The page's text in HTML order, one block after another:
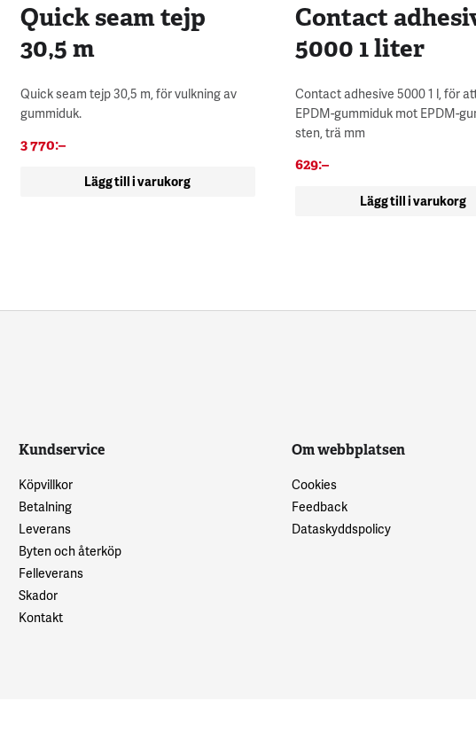
Quick seam tejp
30,5 m
Quick seam tejp 30,5 m, för vulkning av
gummiduk.
3 770:–
Lägg till i varukorg
Contact
5000 1 liter
Contact adhesive 5000 1 l, för
EPDM-gummiduk mot EPDM-
sten, trä mm
629:–
Lägg till i varukorg
Kundservice
Köpvillkor
Betalning
Leverans
Byten och återköp
Felleverans
Skador
Kontakt
Om webbplatsen
Cookies
Feedback
Dataskyddspolicy